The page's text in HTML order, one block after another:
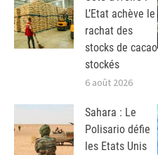
L’Etat achève le
rachat des
stocks de cacao
stockés
6 août 2026
Sahara : Le
Polisario défie
les Etats Unis